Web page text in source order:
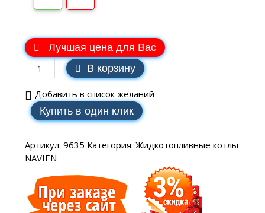
Лучшая цена для Вас В наличии
В корзину
Добавить в список желаний
Купить в один клик
Артикул: 9635 Категория: Жидкотопливные котлы
NAVIEN